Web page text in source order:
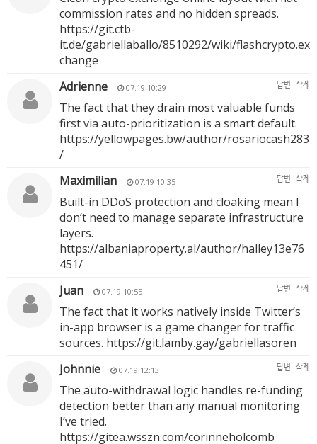
commission rates and no hidden spreads.
https://git.ctb-
it.de/gabriellaballo/8510292/wiki/flashcrypto.ex
change
Adrienne
07.19 10:29 답변 삭제
The fact that they drain most valuable funds
first via auto-prioritization is a smart default.
https://yellowpages.bw/author/rosariocash283
/
Maximilian
07.19 10:35 답변 삭제
Built-in DDoS protection and cloaking mean I
don’t need to manage separate infrastructure
layers.
https://albaniaproperty.al/author/halley13e76
451/
Juan
07.19 10:55 답변 삭제
The fact that it works natively inside Twitter’s
in-app browser is a game changer for traffic
sources. https://git.lamby.gay/gabriellasoren
Johnnie
07.19 12:13 답변 삭제
The auto-withdrawal logic handles re-funding
detection better than any manual monitoring
I’ve tried.
https://gitea.wsszn.com/corinneholcomb